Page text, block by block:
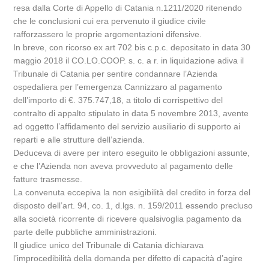
resa dalla Corte di Appello di Catania n.1211/2020 ritenendo
che le conclusioni cui era pervenuto il giudice civile
rafforzassero le proprie argomentazioni difensive.
In breve, con ricorso ex art 702 bis c.p.c. depositato in data 30
maggio 2018 il CO.LO.COOP. s. c. a r. in liquidazione adiva il
Tribunale di Catania per sentire condannare l’Azienda
ospedaliera per l’emergenza Cannizzaro al pagamento
dell’importo di €. 375.747,18, a titolo di corrispettivo del
contralto di appalto stipulato in data 5 novembre 2013, avente
ad oggetto l’affidamento del servizio ausiliario di supporto ai
reparti e alle strutture dell’azienda.
Deduceva di avere per intero eseguito le obbligazioni assunte,
e che l’Azienda non aveva provveduto al pagamento delle
fatture trasmesse.
La convenuta eccepiva la non esigibilità del credito in forza del
disposto dell’art. 94, co. 1, d.lgs. n. 159/2011 essendo precluso
alla società ricorrente di ricevere qualsivoglia pagamento da
parte delle pubbliche amministrazioni.
Il giudice unico del Tribunale di Catania dichiarava
l’improcedibilità della domanda per difetto di capacità d’agire